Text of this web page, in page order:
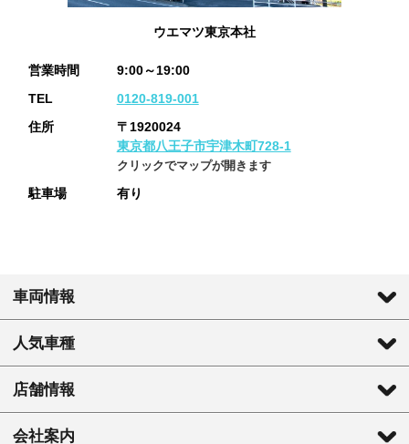
ウエマツ東京本社
営業時間
9:00～19:00
TEL
0120-819-001
住所
〒1920024
東京都八王子市宇津木町728-1
クリックでマップが開きます
駐車場 有り
車両情報
人気車種
店舗情報
会社案内